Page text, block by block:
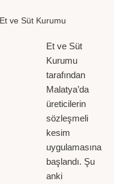
Et ve Süt Kurumu
Et ve Süt
Kurumu
tarafından
Malatya’da
üreticilerin
sözleşmeli
kesim
uygulamasına
başlandı. Şu
anki